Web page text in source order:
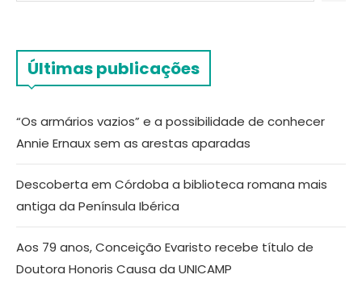
Últimas publicações
“Os armários vazios” e a possibilidade de conhecer
Annie Ernaux sem as arestas aparadas
Descoberta em Córdoba a biblioteca romana mais
antiga da Península Ibérica
Aos 79 anos, Conceição Evaristo recebe título de
Doutora Honoris Causa da UNICAMP